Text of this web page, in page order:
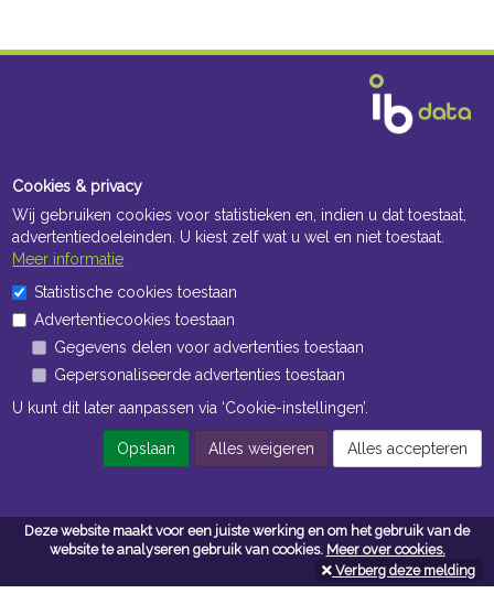
Deze website maakt voor een juiste werking en om het gebruik van de
website te analyseren gebruik van cookies. Meer over cookies.
Verberg deze melding
Openingstijden Kantoor
ma t/m vr 8:30 uur tot 17:00 uur
Openingstijden Magazijn
ma t/m vr 7:00 uur tot 16:30 uur
Algemene voorwaarden
Cookies & privacy
Wij gebruiken cookies voor statistieken en, indien u dat toestaat,
advertentiedoeleinden. U kiest zelf wat u wel en niet toestaat.
Meer informatie
Statistische cookies toestaan
Advertentiecookies toestaan
Gegevens delen voor advertenties toestaan
Gepersonaliseerde advertenties toestaan
U kunt dit later aanpassen via ‘Cookie-instellingen’.
Opslaan Alles weigeren Alles accepteren